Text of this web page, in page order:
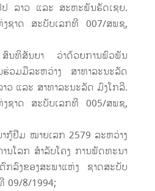
ລາວ ແລະ ສະຫະພັນຣັດເຊຍ.
ງຊາດ ສະບັບເລກທີ 007/ສພຊ,
ນທິສັນຍາ ວ່າດ້ວຍການພົວພັນ
ມມືລະຫວ່າງ ສາທາລະນະລັດ
ວ ແລະ ສາທາລະນະລັດ ມົງໂກລີ.
ງຊາດ ສະບັບເລກທີ 005/ສພຊ,
ກູ້ຢືມ ໝາຍເລກ 2579 ລະຫວ່າງ
ນໂລກ ສຳລັບໂຄງ ການພັດທະນາ
ກລົງຂອງສະພາແຫ່ງ ຊາດສະບັບ
09/8/1994;